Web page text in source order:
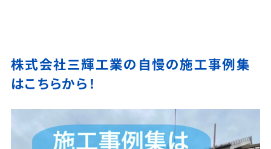
株式会社三輝工業の自慢の施工事例集
はこちらから！